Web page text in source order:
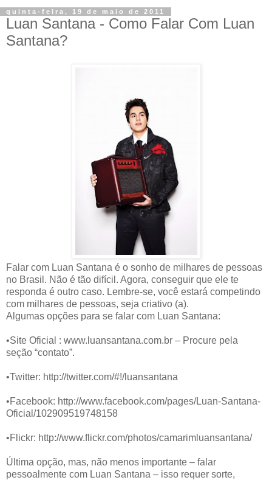
quinta-feira, 19 de maio de 2011
Luan Santana - Como Falar Com Luan
Santana?
Falar com Luan Santana é o sonho de milhares de pessoas
no Brasil. Não é tão difícil. Agora, conseguir que ele te
responda é outro caso. Lembre-se, você estará competindo
com milhares de pessoas, seja criativo (a).
Algumas opções para se falar com Luan Santana:
•Site Oficial : www.luansantana.com.br – Procure pela
seção “contato”.
•Twitter: http://twitter.com/#!/luansantana
•Facebook: http://www.facebook.com/pages/Luan-Santana-
Oficial/102909519748158
•Flickr: http://www.flickr.com/photos/camarimluansantana/
Última opção, mas, não menos importante – falar
pessoalmente com Luan Santana – isso requer sorte,